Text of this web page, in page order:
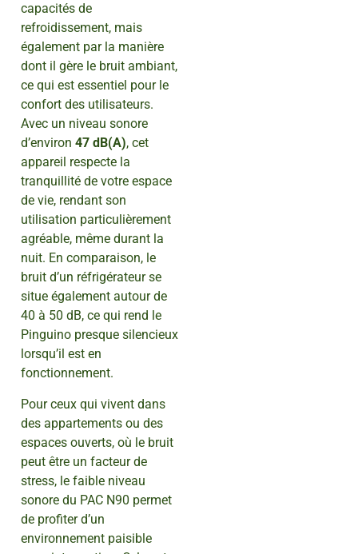
capacités de
refroidissement, mais
également par la manière
dont il gère le bruit ambiant,
ce qui est essentiel pour le
confort des utilisateurs.
Avec un niveau sonore
d’environ 47 dB(A), cet
appareil respecte la
tranquillité de votre espace
de vie, rendant son
utilisation particulièrement
agréable, même durant la
nuit. En comparaison, le
bruit d’un réfrigérateur se
situe également autour de
40 à 50 dB, ce qui rend le
Pinguino presque silencieux
lorsqu’il est en
fonctionnement.
Pour ceux qui vivent dans
des appartements ou des
espaces ouverts, où le bruit
peut être un facteur de
stress, le faible niveau
sonore du PAC N90 permet
de profiter d’un
environnement paisible